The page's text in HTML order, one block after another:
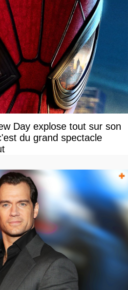
Day explose tout sur son
du grand spectacle